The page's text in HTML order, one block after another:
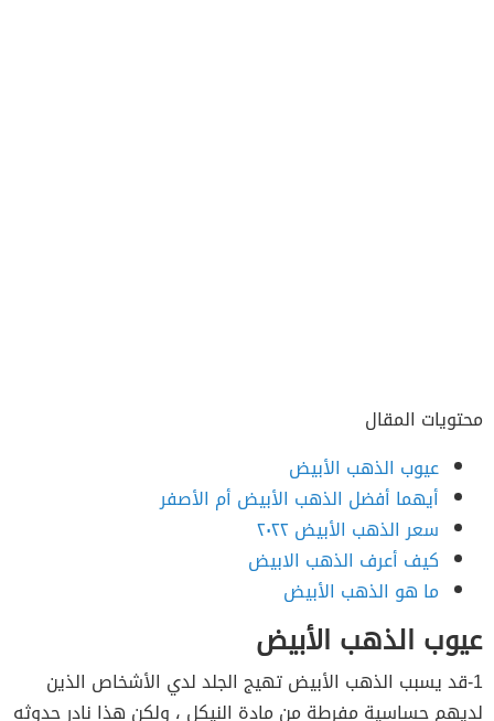
محتويات المقال
عيوب الذهب الأبيض
أيهما أفضل الذهب الأبيض أم الأصفر
سعر الذهب الأبيض ٢٠٢٢
كيف أعرف الذهب الابيض
ما هو الذهب الأبيض
عيوب الذهب الأبيض
1-قد يسبب الذهب الأبيض تهيج الجلد لدي الأشخاص الذين
لديهم حساسية مفرطة من مادة النيكل ، ولكن هذا نادر حدوثه